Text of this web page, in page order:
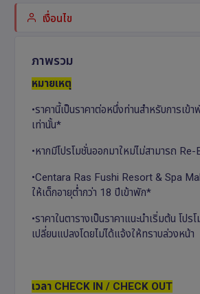
เงื่อนไข
ภาพรวม
หมายเหตุ
•ราคานี้เป็นราคาต่อหนึ่งท่านสำหรับการเข้
เท่านั้น*
•หากมีโปรโมชั่นออกมาใหม่ไม่สามารถ
•Centara Ras Fushi Resort & Spa
ให้เด็กอายุต่ำกว่า 18 ปีเข้าพัก*
•ราคาในตารางเป็นราคาแนะนำเริ่มต้น โปร
เปลี่ยนแปลงโดยไม่ได้แจ้งให้ทราบล่วงหน้า
เวลา CHECK IN / CHECK OUT